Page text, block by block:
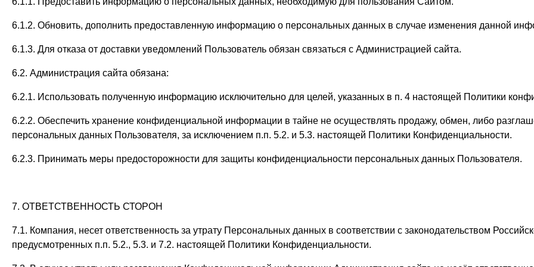
6.1.2. Обновить, дополнить предоставленную информацию о персональных данных в случае изменения данной
6.1.3. Для отказа от доставки уведомлений Пользователь обязан связаться с Администрацией сайта.
6.2. Администрация сайта обязана:
6.2.1. Использовать полученную информацию исключительно для целей, указанных в п. 4 настоящей Политики
6.2.2. Обеспечить хранение конфиденциальной информации в тайне не осуществлять продажу, обмен, либо
персональных данных Пользователя, за исключением п.п. 5.2. и 5.3. настоящей Политики Конфиденциальности.
6.2.3. Принимать меры предосторожности для защиты конфиденциальности персональных данных Пользователя.
7. ОТВЕТСТВЕННОСТЬ СТОРОН
7.1. Компания, несет ответственность за утрату Персональных данных в соответствии с законодательством
предусмотренных п.п. 5.2., 5.3. и 7.2. настоящей Политики Конфиденциальности.